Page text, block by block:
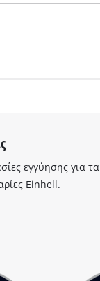
εγγύησης για τα
Einhell.